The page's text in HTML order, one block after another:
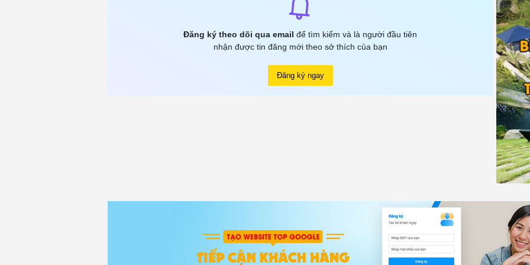
Đăng ký theo dõi qua email để tìm kiếm và là người đầu tiên
nhận được tin đăng mới theo sở thích của bạn
Đăng ký ngay